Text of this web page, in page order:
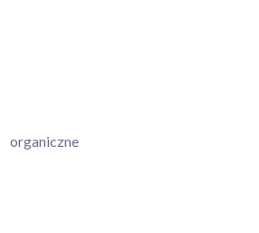
organiczne